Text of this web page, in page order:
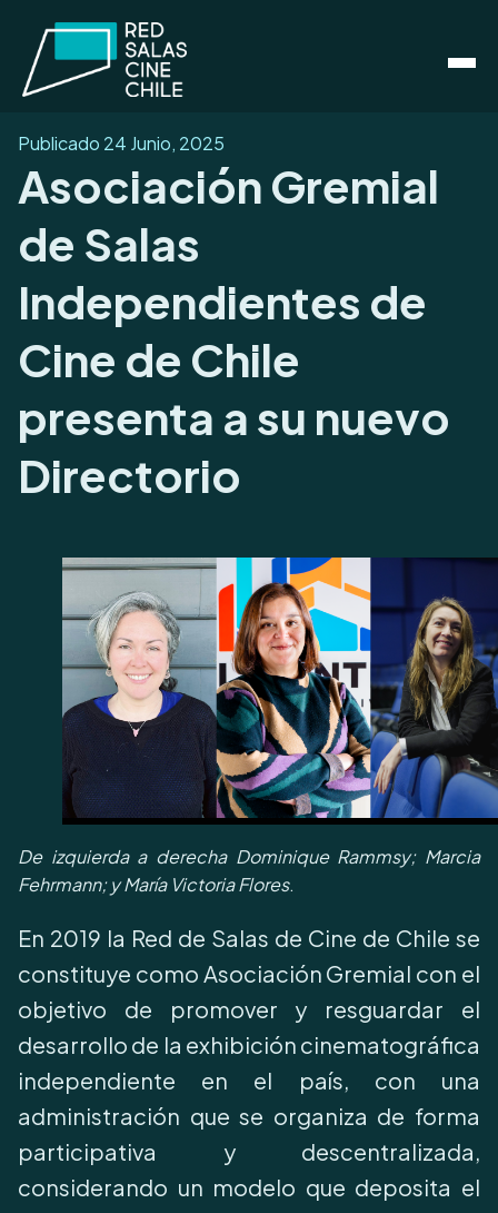
Publicado 24 Junio, 2025
Asociación Gremial
de Salas
Independientes de
Cine de Chile
presenta a su nuevo
Directorio
De izquierda a derecha Dominique Rammsy; Marcia
Fehrmann; y María Victoria Flores.
En 2019 la Red de Salas de Cine de Chile se
constituye como Asociación Gremial con el
objetivo de promover y resguardar el
desarrollo de la exhibición cinematográfica
independiente en el país, con una
administración que se organiza de forma
participativa y descentralizada,
considerando un modelo que deposita el